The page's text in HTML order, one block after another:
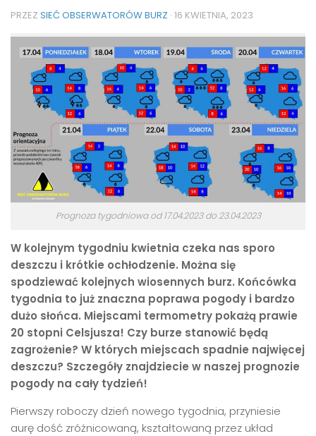
PRZEZ SIEĆ OBSERWATORÓW BURZ · 16 KWIETNIA, 2023
Prognoza tygodniowa od 17.04.2023 do 23.04.2023
W kolejnym tygodniu kwietnia czeka nas sporo
deszczu i krótkie ochłodzenie. Można się
spodziewać kolejnych wiosennych burz. Końcówka
tygodnia to już znaczna poprawa pogody i bardzo
dużo słońca. Miejscami termometry pokażą prawie
20 stopni Celsjusza! Czy burze stanowić będą
zagrożenie? W których miejscach spadnie najwięcej
deszczu? Szczegóły znajdziecie w naszej prognozie
pogody na cały tydzień!
Pierwszy roboczy dzień nowego tygodnia, przyniesie
aurę dość zróżnicowaną, kształtowaną przez układ